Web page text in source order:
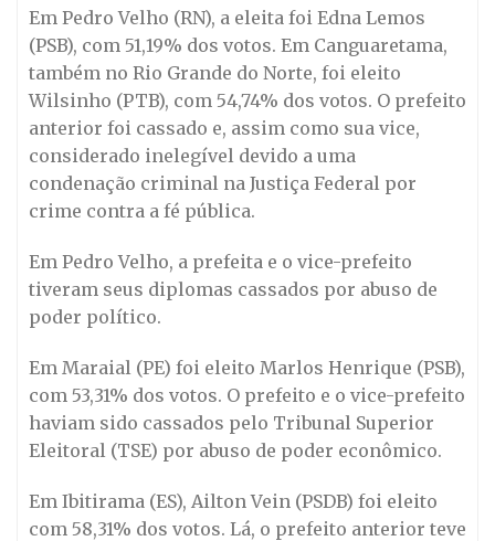
Em Pedro Velho (RN), a eleita foi Edna Lemos
(PSB), com 51,19% dos votos. Em Canguaretama,
também no Rio Grande do Norte, foi eleito
Wilsinho (PTB), com 54,74% dos votos. O prefeito
anterior foi cassado e, assim como sua vice,
considerado inelegível devido a uma
condenação criminal na Justiça Federal por
crime contra a fé pública.
Em Pedro Velho, a prefeita e o vice-prefeito
tiveram seus diplomas cassados por abuso de
poder político.
Em Maraial (PE) foi eleito Marlos Henrique (PSB),
com 53,31% dos votos. O prefeito e o vice-prefeito
haviam sido cassados pelo Tribunal Superior
Eleitoral (TSE) por abuso de poder econômico.
Em Ibitirama (ES), Ailton Vein (PSDB) foi eleito
com 58,31% dos votos. Lá, o prefeito anterior teve